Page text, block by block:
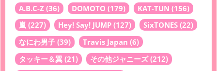
A.B.C-Z (36) DOMOTO (179) KAT-TUN (156)
嵐 (227) Hey! Say! JUMP (127) SixTONES (22)
なにわ男子 (39) Travis Japan (6)
タッキー＆翼 (21) その他ジャニーズ(212)